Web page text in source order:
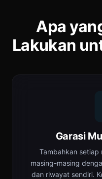
Apa
Lakukan
Garasi
Tambahkan
masing-masing
dan riwayat sendiri.